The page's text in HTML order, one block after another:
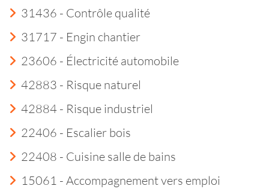
31436 - Contrôle qualité
31717 - Engin chantier
23606 - Électricité automobile
42883 - Risque naturel
42884 - Risque industriel
22406 - Escalier bois
22408 - Cuisine salle de bains
15061 - Accompagnement vers emploi